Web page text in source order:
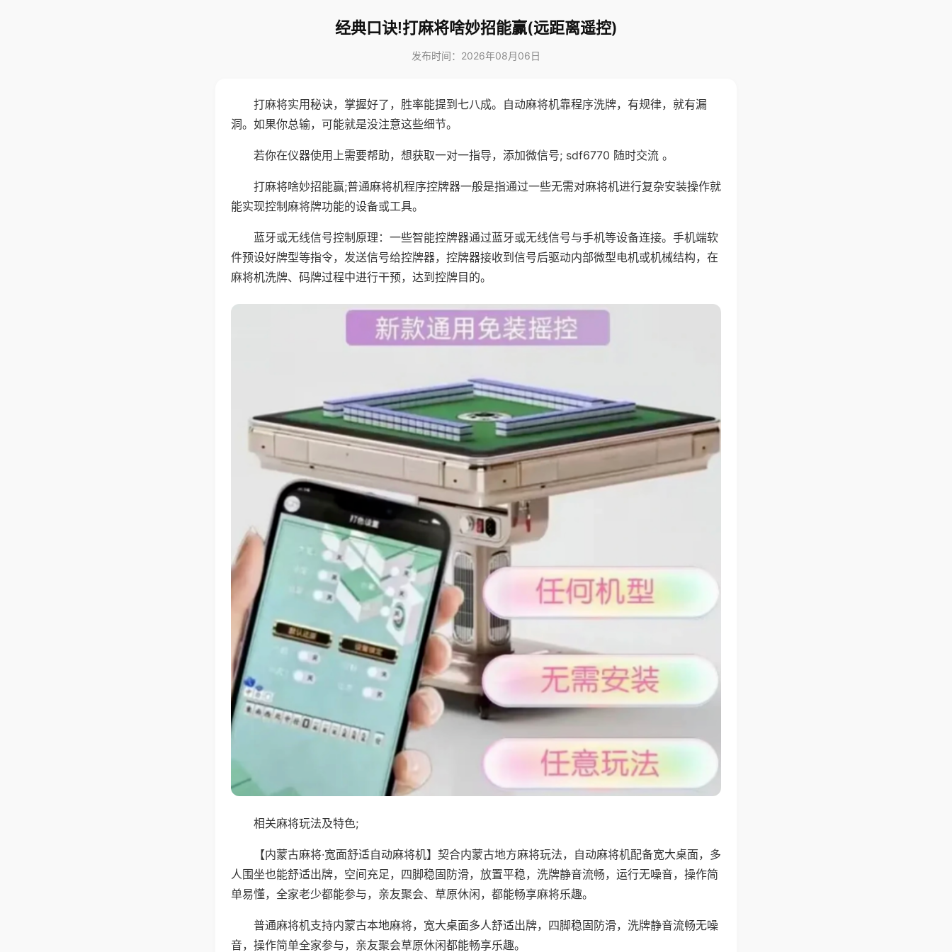
经典口诀!打麻将啥妙招能赢(远距离遥控)
发布时间：2026年08月06日
打麻将实用秘诀，掌握好了，胜率能提到七八成。自动麻将机靠程序洗牌，有规律，就有漏
洞。如果你总输，可能就是没注意这些细节。
若你在仪器使用上需要帮助，想获取一对一指导，添加微信号; sdf6770 随时交流 。
打麻将啥妙招能赢;普通麻将机程序控牌器一般是指通过一些无需对麻将机进行复杂安装操作就
能实现控制麻将牌功能的设备或工具。
蓝牙或无线信号控制原理：一些智能控牌器通过蓝牙或无线信号与手机等设备连接。手机端软
件预设好牌型等指令，发送信号给控牌器，控牌器接收到信号后驱动内部微型电机或机械结构，在
麻将机洗牌、码牌过程中进行干预，达到控牌目的。
相关麻将玩法及特色;
【内蒙古麻将·宽面舒适自动麻将机】契合内蒙古地方麻将玩法，自动麻将机配备宽大桌面，多
人围坐也能舒适出牌，空间充足，四脚稳固防滑，放置平稳，洗牌静音流畅，运行无噪音，操作简
单易懂，全家老少都能参与，亲友聚会、草原休闲，都能畅享麻将乐趣。
普通麻将机支持内蒙古本地麻将，宽大桌面多人舒适出牌，四脚稳固防滑，洗牌静音流畅无噪
音，操作简单全家参与，亲友聚会草原休闲都能畅享乐趣。